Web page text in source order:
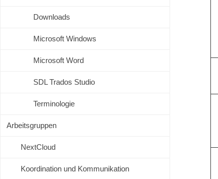
Downloads
Microsoft Windows
Microsoft Word
SDL Trados Studio
Terminologie
Arbeitsgruppen
NextCloud
Koordination und Kommunikation